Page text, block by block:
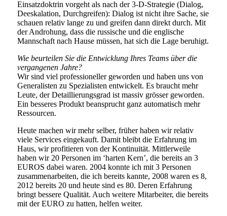
Einsatzdoktrin vorgeht als nach der 3-D-Strategie (Dialog,
Deeskalation, Durchgreifen): Dialog ist nicht ihre Sache, sie
schauen relativ lange zu und greifen dann direkt durch. Mit
der Androhung, dass die russische und die englische
Mannschaft nach Hause müssen, hat sich die Lage beruhigt.
Wie beurteilen Sie die Entwicklung Ihres Teams über die
vergangenen Jahre?
Wir sind viel professioneller geworden und haben uns von
Generalisten zu Spezialisten entwickelt. Es braucht mehr
Leute, der Detaillierungsgrad ist massiv grösser geworden.
Ein besseres Produkt beansprucht ganz automatisch mehr
Ressourcen.
Heute machen wir mehr selber, früher haben wir relativ
viele Services eingekauft. Damit bleibt die Erfahrung im
Haus, wir profitieren von der Kontinuität. Mittlerweile
haben wir 20 Personen im ‘harten Kern’, die bereits an 3
EUROS dabei waren. 2004 konnte ich mit 3 Personen
zusammenarbeiten, die ich bereits kannte, 2008 waren es 8,
2012 bereits 20 und heute sind es 80. Deren Erfahrung
bringt bessere Qualität. Auch weitere Mitarbeiter, die bereits
mit der EURO zu hatten, helfen weiter.